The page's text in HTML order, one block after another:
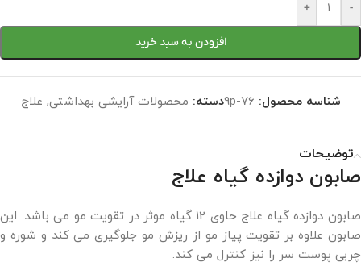
-
+
افزودن به سبد خرید
شناسه محصول: 9p-76دسته: محصولات آرایشی بهداشتی, علاج
توضیحات
صابون دوازده گیاه علاج
صابون دوازده گیاه علاج حاوی 12 گیاه موثر در تقویت مو می باشد. این
صابون علاوه بر تقویت پیاز مو از ریزش مو جلوگیری می کند و شوره و
چربی پوست سر را نیز کنترل می کند.